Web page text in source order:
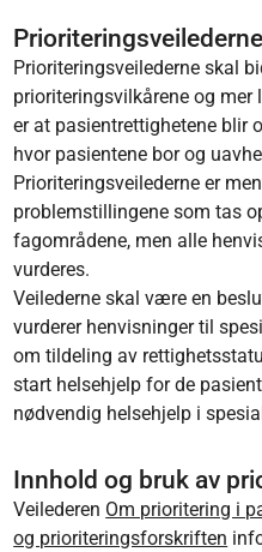
Prioriteringsveilederne
Prioriteringsveilederne skal
prioriteringsvilkårene og
er at pasientrettighetene blir
hvor pasientene bor og
Prioriteringsveilederne er
problemstillingene som tas
fagområdene, men alle
vurderes.
Veilederne skal være en
vurderer henvisninger til
om tildeling av
start helsehjelp for de
nødvendig helsehjelp i
Innhold og bruk av
Veilederen Om prioritering i
og prioriteringsforskriften